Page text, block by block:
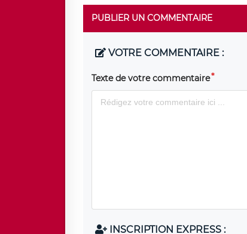
PUBLIER UN COMMENTAIRE
VOTRE COMMENTAIRE :
Texte de votre commentaire
INSCRIPTION EXPRESS :